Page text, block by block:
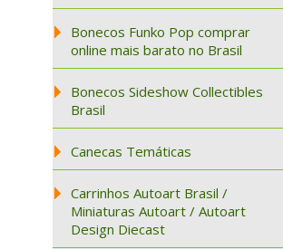
Bonecos Funko Pop comprar
online mais barato no Brasil
Bonecos Sideshow Collectibles
Brasil
Canecas Temáticas
Carrinhos Autoart Brasil /
Miniaturas Autoart / Autoart
Design Diecast